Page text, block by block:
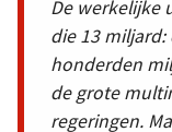
De werkelijke
die 13 miljard:
honderden
de grote
regeringen.